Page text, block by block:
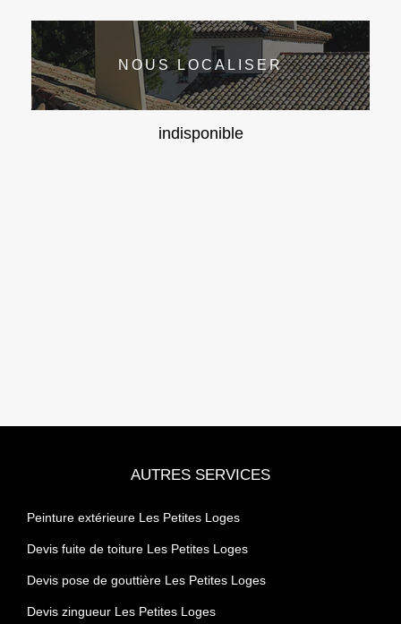
NOUS LOCALISER
indisponible
AUTRES SERVICES
Peinture extérieure Les Petites Loges
Devis fuite de toiture Les Petites Loges
Devis pose de gouttière Les Petites Loges
Devis zingueur Les Petites Loges